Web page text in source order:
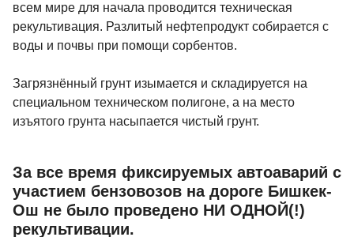
всем мире для начала проводится техническая
рекультивация. Разлитый нефтепродукт собирается с
воды и почвы при помощи сорбентов.
Загрязнённый грунт изымается и складируется на
специальном техническом полигоне, а на место
изъятого грунта насыпается чистый грунт.
За все время фиксируемых автоаварий с
участием бензовозов на дороге Бишкек-
Ош не было проведено НИ ОДНОЙ(!)
рекультивации.